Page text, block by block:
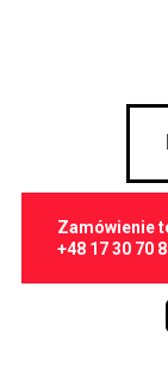
Zamówienie
+48 17 30 70